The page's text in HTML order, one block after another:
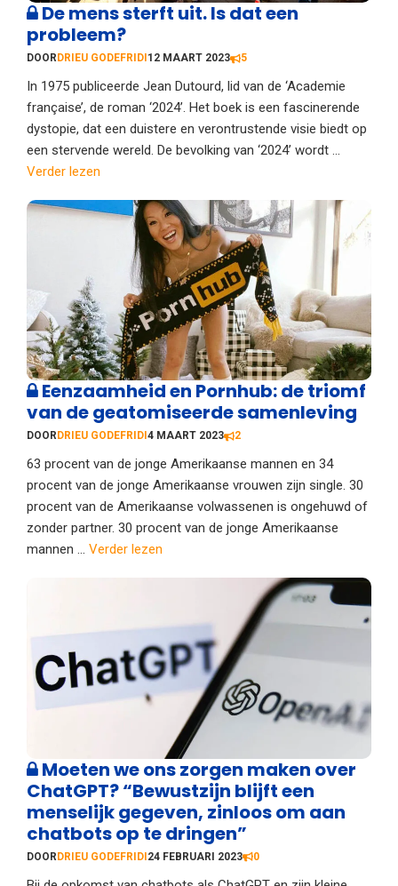
De mens sterft uit. Is dat een
probleem?
DOOR DRIEU GODEFRIDI 12 MAART 2023 5
In 1975 publiceerde Jean Dutourd, lid van de ‘Academie
française’, de roman ‘2024’. Het boek is een fascinerende
dystopie, dat een duistere en verontrustende visie biedt op
een stervende wereld. De bevolking van ‘2024’ wordt ...
Verder lezen
Eenzaamheid en Pornhub: de triomf
van de geatomiseerde samenleving
DOOR DRIEU GODEFRIDI 4 MAART 2023 2
63 procent van de jonge Amerikaanse mannen en 34
procent van de jonge Amerikaanse vrouwen zijn single. 30
procent van de Amerikaanse volwassenen is ongehuwd of
zonder partner. 30 procent van de jonge Amerikaanse
mannen ... Verder lezen
Moeten we ons zorgen maken over
ChatGPT? “Bewustzijn blijft een
menselijk gegeven, zinloos om aan
chatbots op te dringen”
DOORDRIEU GODEFRIDI24 FEBRUARI 2023 0